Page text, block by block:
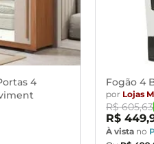
4
Fogão 4
por Lojas
R$ 605,63
R$ 449,
À vista no